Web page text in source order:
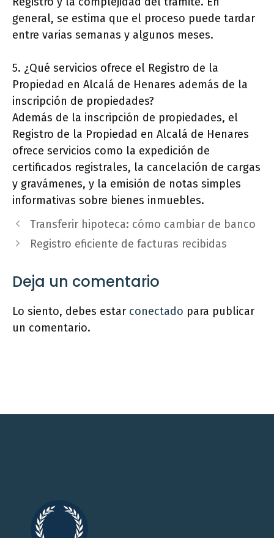
general, se estima que el proceso puede tardar
entre varias semanas y algunos meses.
5. ¿Qué servicios ofrece el Registro de la
Propiedad en Alcalá de Henares además de la
inscripción de propiedades?
Además de la inscripción de propiedades, el
Registro de la Propiedad en Alcalá de Henares
ofrece servicios como la expedición de
certificados registrales, la cancelación de cargas
y gravámenes, y la emisión de notas simples
informativas sobre bienes inmuebles.
Transferir hipoteca: cómo cambiar de banco
Registro eficiente de facturas recibidas
Deja un comentario
Lo siento, debes estar conectado para publicar
un comentario.